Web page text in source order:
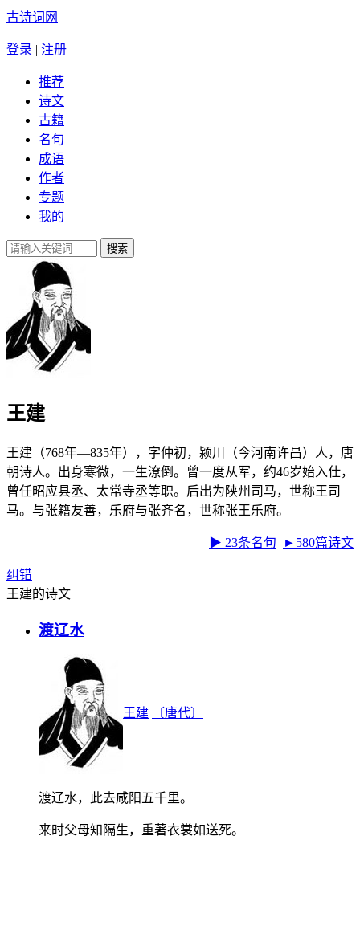
古诗词网
登录 | 注册
推荐
诗文
古籍
名句
成语
作者
专题
我的
王建
王建（768年—835年），字仲初，颍川（今河南许昌）人，唐
朝诗人。出身寒微，一生潦倒。曾一度从军，约46岁始入仕，
曾任昭应县丞、太常寺丞等职。后出为陕州司马，世称王司
马。与张籍友善，乐府与张齐名，世称张王乐府。
▶ 23条名句 ►580篇诗文
纠错
王建的诗文
渡辽水
王建 〔唐代〕
渡辽水，此去咸阳五千里。
来时父母知隔生，重著衣裳如送死。